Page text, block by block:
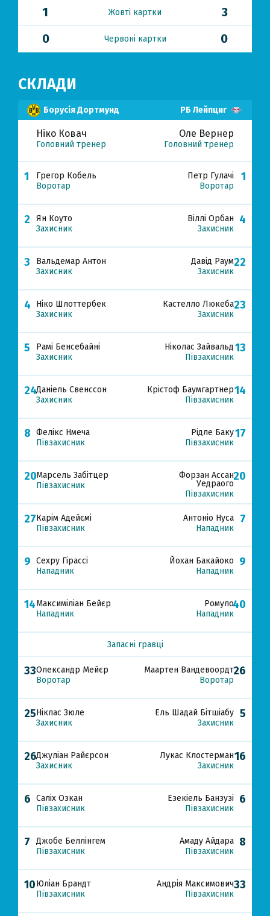
1
Жовті картки
3
0
Червоні картки 0
СКЛАДИ
Борусія Дортмунд РБ Лейпциг
Ніко Ковач
Головний тренер
1
Грегор Кобель
Воротар
2 Ян Коуто
Захисник
3
Вальдемар Антон
Захисник
4
Ніко Шлоттербек
Захисник
5
Рамі Бенсебайні
Захисник
24Даніель Свенссон
Захисник
8 Фелікс Нмеча
Півзахисник
20Марсель Забітцер
Півзахисник
27Карім Адейємі
Півзахисник
9 Сехру Гірассі
Нападник
14Максиміліан Бейєр
Нападник
Оле Вернер
Головний тренер
1
Петр Гулачі
Воротар
4
Віллі Орбан
Захисник
22
Давід Раум
Захисник
23
Кастелло Люкеба
Захисник
13
Ніколас Зайвальд
Півзахисник
14
Крістоф Баумгартнер
Півзахисник
17
Рідле Баку
Півзахисник
20
Форзан Ассан
Уедраого
Півзахисник
7
Антоніо Нуса
Нападник
9
Йохан Бакайоко
Нападник
40
Ромуло
Нападник
Запасні гравці
33Олександр Мейєр
Воротар
25Ніклас Зюле
Захисник
26Джуліан Райєрсон
Захисник
6 Саліх Озкан
Півзахисник
7
Джобе Беллінгем
Півзахисник
10Юліан Брандт
Півзахисник
26
Маартен Вандевоордт
Воротар
5
Ель Шадай Бітшіабу
Захисник
16
Лукас Клостерман
Захисник
6
Езекіель Банзузі
Півзахисник
8
Амаду Айдара
Півзахисник
33
Андрія Максимович
Півзахисник